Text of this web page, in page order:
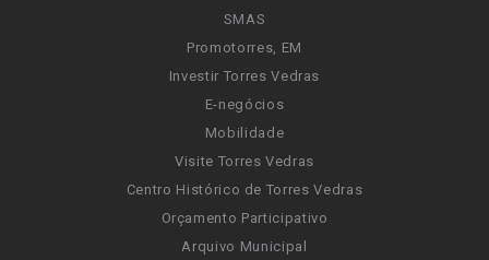
SMAS
Promotorres, EM
Investir Torres Vedras
E-negócios
Mobilidade
Visite Torres Vedras
Centro Histórico de Torres Vedras
Orçamento Participativo
Arquivo Municipal